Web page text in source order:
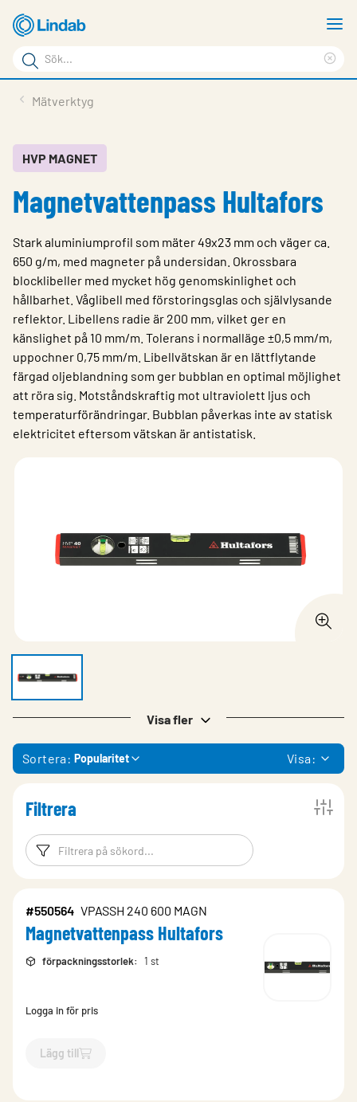
Hoppa
till
huvudinnehållet
Sökord
Sök
på
Service & Support
Hållbarhet
Om Lindab
Kontakt
Logga in
Choose languge
Mätverktyg
HVP MAGNET
Magnetvattenpass Hultafors
Stark aluminiumprofil som mäter 49x23 mm och väger ca.
650 g/m, med magneter på undersidan. Okrossbara
blocklibeller med mycket hög genomskinlighet och
hållbarhet. Våglibell med förstoringsglas och självlysande
reflektor. Libellens radie är 200 mm, vilket ger en
känslighet på 10 mm/m. Tolerans i normalläge ±0,5 mm/m,
uppochner 0,75 mm/m. Libellvätskan är en lättflytande
färgad oljeblandning som ger bubblan en optimal möjlighet
att röra sig. Motståndskraftig mot ultraviolett ljus och
temperaturförändringar. Bubblan påverkas inte av statisk
elektricitet eftersom vätskan är antistatisk.
Visa fler
Sortera: Popularitet Visa:
Filtrera
Filtreringsord Filtrera
#550564 VPASSH 240 600 MAGN
Magnetvattenpass Hultafors
förpackningsstorlek: 1 st
Logga in för pris
Lägg till
`$Lägg till